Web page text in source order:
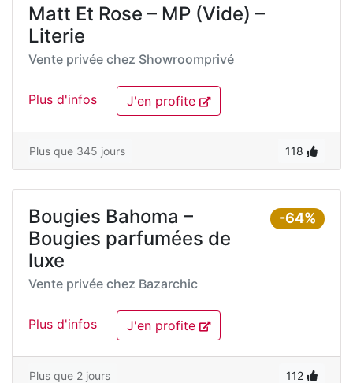
Matt Et Rose – MP (Vide) –
Literie
Vente privée chez Showroomprivé
Plus d'infos J'en profite
Plus que 345 jours 118
-64%
Bougies Bahoma –
Bougies parfumées de
luxe
Vente privée chez Bazarchic
Plus d'infos J'en profite
Plus que 2 jours 112